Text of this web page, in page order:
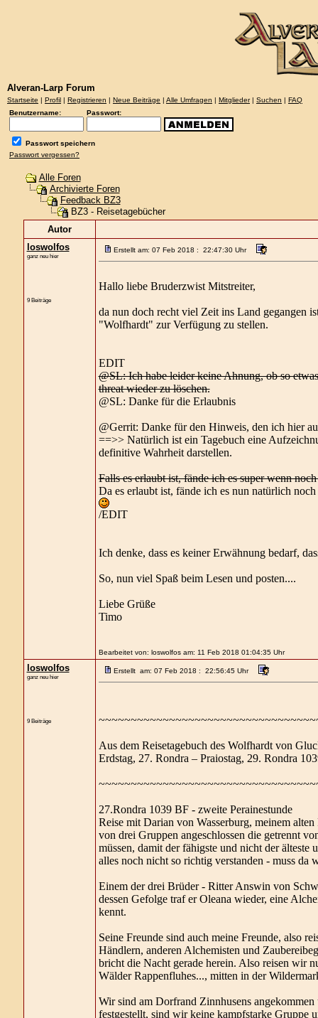
Alveran-Larp Forum
Startseite | Profil | Registrieren | Neue Beiträge | Alle Umfragen | Mitglieder| Suchen | FAQ
Benutzername:
Passwort:
Passwort speichern
Passwort vergessen?
Alle Foren
Archivierte Foren
Feedback BZ3
BZ3 - Reisetagebücher
Autor
loswolfos
ganz neu hier
9 Beiträge
Erstellt am: 07 Feb 2018 : 22:47:30 Uhr
Hallo liebe Bruderzwist Mitstreiter,
da nun doch recht viel Zeit ins Land gegangen
"Wolfhardt" zur Verfügung zu stellen.
EDIT
@SL: Ich habe leider keine Ahnung, ob so
threat wieder zu löschen.
@SL: Danke für die Erlaubnis
@Gerrit: Danke für den Hinweis, den ich hier
==>> Natürlich ist ein Tagebuch eine
definitive Wahrheit darstellen.
Falls es erlaubt ist, fände ich es super wenn
Da es erlaubt ist, fände ich es nun natürlich
/EDIT
Ich denke, dass es keiner Erwähnung bedarf,
So, nun viel Spaß beim Lesen und posten....
Liebe Grüße
Timo
Bearbeitet von: loswolfos am: 11 Feb 2018 01:04:35 Uhr
loswolfos
ganz neu hier
9 Beiträge
Erstellt am: 07 Feb 2018 : 22:56:45 Uhr
Aus dem Reisetagebuch des Wolfhardt von
Erdstag, 27. Rondra – Praiostag, 29. Rondra
27.Rondra 1039 BF - zweite Perainestunde
Reise mit Darian von Wasserburg, meinem
von drei Gruppen angeschlossen die getrennt
müssen, damit der fähigste und nicht der älteste
alles noch nicht so richtig verstanden - muss
Einem der drei Brüder - Ritter Answin von
dessen Gefolge traf er Oleana wieder, eine
kennt.
Seine Freunde sind auch meine Freunde, also
Händlern, anderen Alchemisten und
bricht die Nacht gerade herein. Also reisen wir
Wälder Rappenfluhes..., mitten in der
Wir sind am Dorfrand Zinnhusens
festgestellt, sind wir keine kampfstarke Gruppe